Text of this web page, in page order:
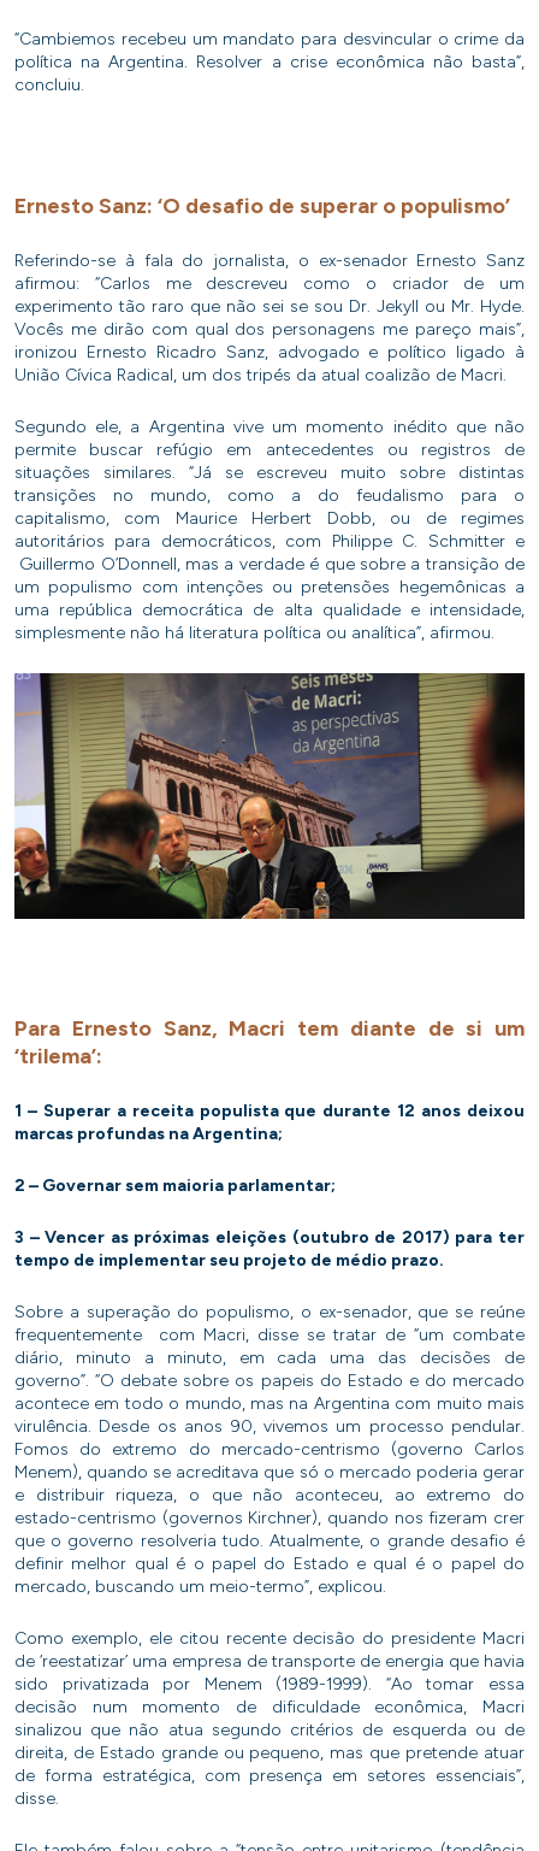
“Cambiemos recebeu um mandato para desvincular o crime da
política na Argentina. Resolver a crise econômica não basta”,
concluiu.
Ernesto Sanz: ‘O desafio de superar o populismo’
Referindo-se à fala do jornalista, o ex-senador Ernesto Sanz
afirmou: “Carlos me descreveu como o criador de um
experimento tão raro que não sei se sou Dr. Jekyll ou Mr. Hyde.
Vocês me dirão com qual dos personagens me pareço mais”,
ironizou Ernesto Ricadro Sanz, advogado e político ligado à
União Cívica Radical, um dos tripés da atual coalizão de Macri.
Segundo ele, a Argentina vive um momento inédito que não
permite buscar refúgio em antecedentes ou registros de
situações similares. “Já se escreveu muito sobre distintas
transições no mundo, como a do feudalismo para o
capitalismo, com Maurice Herbert Dobb, ou de regimes
autoritários para democráticos, com Philippe C. Schmitter e
Guillermo O’Donnell, mas a verdade é que sobre a transição de
um populismo com intenções ou pretensões hegemônicas a
uma república democrática de alta qualidade e intensidade,
simplesmente não há literatura política ou analítica”, afirmou.
Para Ernesto Sanz, Macri tem diante de si um
‘trilema’:
1 – Superar a receita populista que durante 12 anos deixou
marcas profundas na Argentina;
2 – Governar sem maioria parlamentar;
3 – Vencer as próximas eleições (outubro de 2017) para ter
tempo de implementar seu projeto de médio prazo.
Sobre a superação do populismo, o ex-senador, que se reúne
frequentemente com Macri, disse se tratar de “um combate
diário, minuto a minuto, em cada uma das decisões de
governo”. “O debate sobre os papeis do Estado e do mercado
acontece em todo o mundo, mas na Argentina com muito mais
virulência. Desde os anos 90, vivemos um processo pendular.
Fomos do extremo do mercado-centrismo (governo Carlos
Menem), quando se acreditava que só o mercado poderia gerar
e distribuir riqueza, o que não aconteceu, ao extremo do
estado-centrismo (governos Kirchner), quando nos fizeram crer
que o governo resolveria tudo. Atualmente, o grande desafio é
definir melhor qual é o papel do Estado e qual é o papel do
mercado, buscando um meio-termo”, explicou.
Como exemplo, ele citou recente decisão do presidente Macri
de ‘reestatizar’ uma empresa de transporte de energia que havia
sido privatizada por Menem (1989-1999). “Ao tomar essa
decisão num momento de dificuldade econômica, Macri
sinalizou que não atua segundo critérios de esquerda ou de
direita, de Estado grande ou pequeno, mas que pretende atuar
de forma estratégica, com presença em setores essenciais”,
disse.